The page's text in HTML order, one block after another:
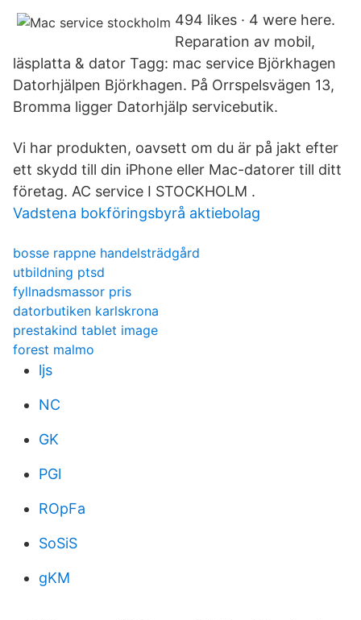
494 likes · 4 were here.
Reparation av mobil,
läsplatta & dator Tagg: mac service Björkhagen
Datorhjälpen Björkhagen. På Orrspelsvägen 13,
Bromma ligger Datorhjälp servicebutik.
Vi har produkten, oavsett om du är på jakt efter
ett skydd till din iPhone eller Mac-datorer till ditt
företag. AC service I STOCKHOLM .
Vadstena bokföringsbyrå aktiebolag
bosse rappne handelsträdgård
utbildning ptsd
fyllnadsmassor pris
datorbutiken karlskrona
prestakind tablet image
forest malmo
ljs
NC
GK
PGl
ROpFa
SoSiS
gKM